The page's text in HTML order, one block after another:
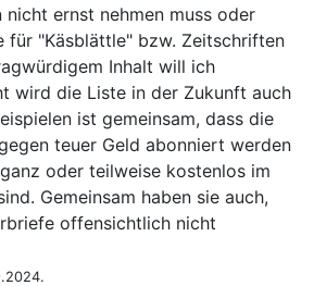
ernst nehmen muss oder
für "Käsblättle" bzw. Zeitschriften
Inhalt will ich
wird die Liste in der Zukunft auch
ist gemeinsam, dass die
teuer Geld abonniert werden
oder teilweise kostenlos im
Gemeinsam haben sie auch,
offensichtlich nicht